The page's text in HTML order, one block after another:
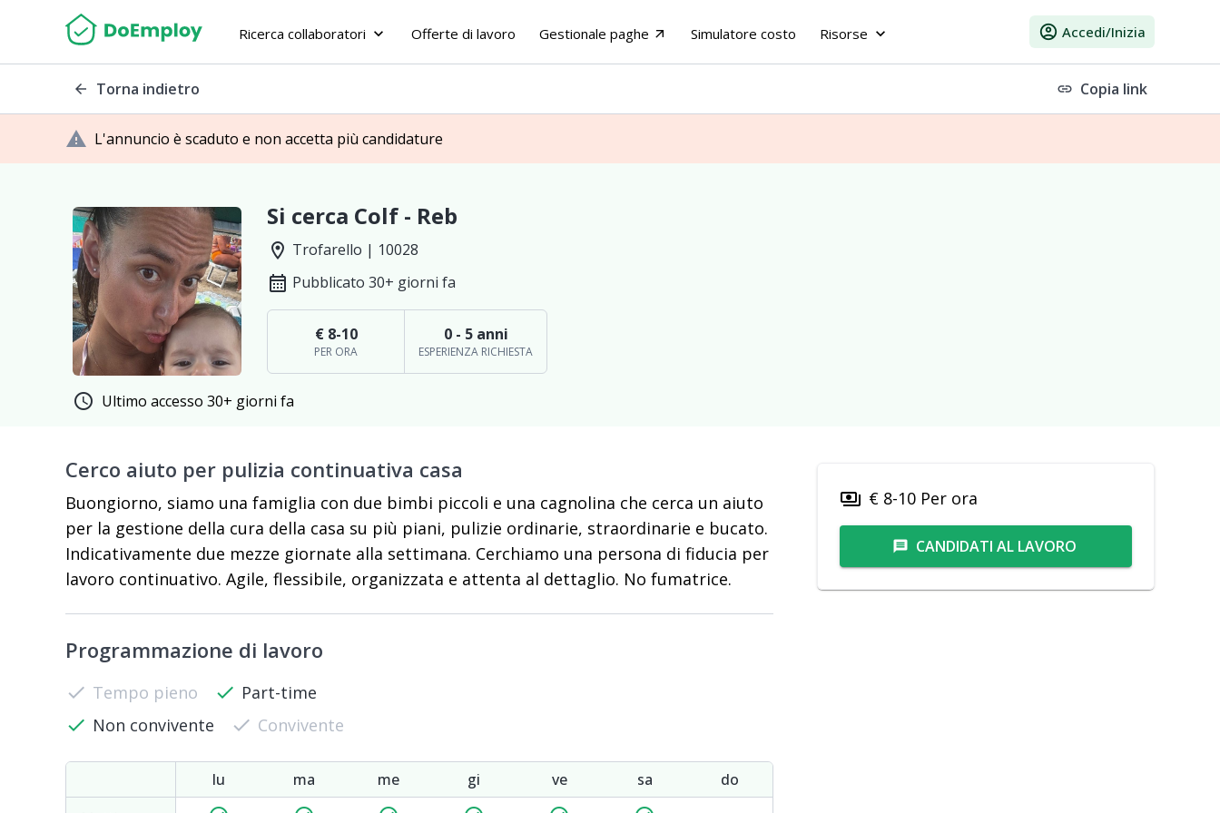
Ricerca collaboratori keyboard_arrow_down Offerte di lavoro Gestionale paghe arrow_outward Simulatore costo Risorse keyboard_arrow_down account_circle Accedi/Inizia
arrow_back Torna indietro link Copia link
warning L'annuncio è scaduto e non accetta più candidature
Si cerca Colf - Reb
location_on Trofarello | 10028
calendar_month Pubblicato 30+ giorni fa
€ 8-10
PER ORA
0 - 5 anni
ESPERIENZA RICHIESTA
schedule Ultimo accesso 30+ giorni fa
Cerco aiuto per pulizia continuativa casa
Buongiorno, siamo una famiglia con due bimbi piccoli e una cagnolina che cerca un aiuto
per la gestione della cura della casa su più piani, pulizie ordinarie, straordinarie e bucato.
Indicativamente due mezze giornate alla settimana. Cerchiamo una persona di fiducia per
lavoro continuativo. Agile, flessibile, organizzata e attenta al dettaglio. No fumatrice.
Programmazione di lavoro
check Tempo pieno check Part-time
check Non convivente check Convivente
lu ma me gi ve sa
do
payments € 8-10 Per ora
message CANDIDATI AL LAVORO